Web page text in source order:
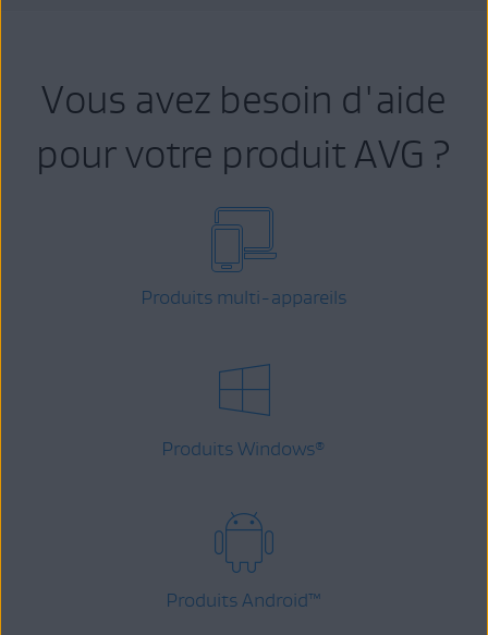
Vous avez besoin d'aide
pour votre produit AVG ?
Produits multi-appareils
Produits Windows®
Produits Android™